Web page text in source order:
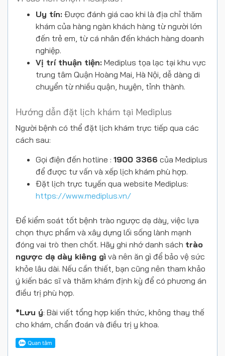
Uy tín: Được đánh giá cao khi là địa chỉ thăm
khám của hàng ngàn khách hàng từ người lớn
đến trẻ em, từ cá nhân đến khách hàng doanh
nghiệp.
Vị trí thuận tiện: Mediplus tọa lạc tại khu vực
trung tâm Quận Hoàng Mai, Hà Nội, dễ dàng di
chuyển từ nhiều quận, huyện, tỉnh thành.
Hướng dẫn đặt lịch khám tại Mediplus
Người bệnh có thể đặt lịch khám trực tiếp qua các
cách sau:
Gọi điện đến hotline : 1900 3366 của Mediplus
để được tư vấn và xếp lịch khám phù hợp.
Đặt lịch trực tuyến qua website Mediplus:
https://www.mediplus.vn/
Để kiểm soát tốt bệnh trào ngược dạ dày, việc lựa
chọn thực phẩm và xây dựng lối sống lành mạnh
đóng vai trò then chốt. Hãy ghi nhớ danh sách trào
ngược dạ dày kiêng gì và nên ăn gì để bảo vệ sức
khỏe lâu dài. Nếu cần thiết, bạn cũng nên tham khảo
ý kiến bác sĩ và thăm khám định kỳ để có phương án
điều trị phù hợp.
*Lưu ý: Bài viết tổng hợp kiến thức, không thay thế
cho khám, chẩn đoán và điều trị y khoa.